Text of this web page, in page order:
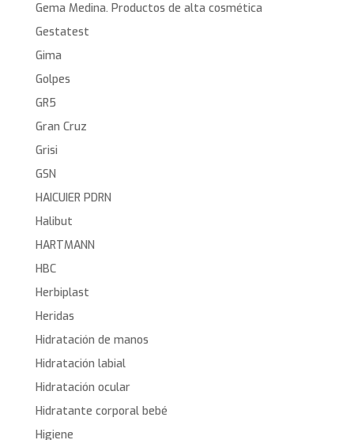
Gema Medina. Productos de alta cosmética
Gestatest
Gima
Golpes
GR5
Gran Cruz
Grisi
GSN
HAICUIER PDRN
Halibut
HARTMANN
HBC
Herbiplast
Heridas
Hidratación de manos
Hidratación labial
Hidratación ocular
Hidratante corporal bebé
Higiene